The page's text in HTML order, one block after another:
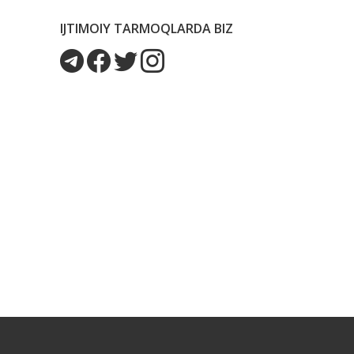
IJTIMOIY TARMOQLARDA BIZ